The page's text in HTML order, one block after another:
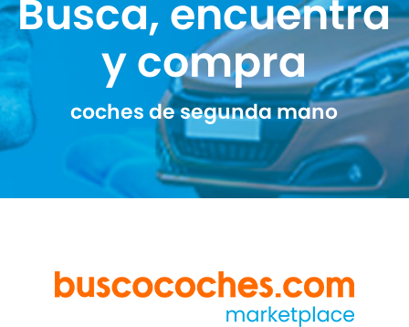
Busca, encuentra
y compra
coches de segunda mano